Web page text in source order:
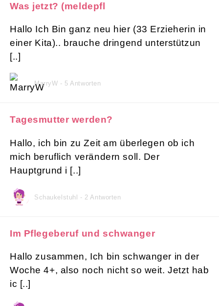
Was jetzt? (meldepfl
Hallo Ich Bin ganz neu hier (33 Erzieherin in
einer Kita).. brauche dringend unterstützun
[..]
MarryW - 5 Antworten
Tagesmutter werden?
Hallo, ich bin zu Zeit am überlegen ob ich
mich beruflich verändern soll. Der
Hauptgrund i [..]
Schaukelstuhl - 2 Antworten
Im Pflegeberuf und schwanger
Hallo zusammen, Ich bin schwanger in der
Woche 4+, also noch nicht so weit. Jetzt hab
ic [..]